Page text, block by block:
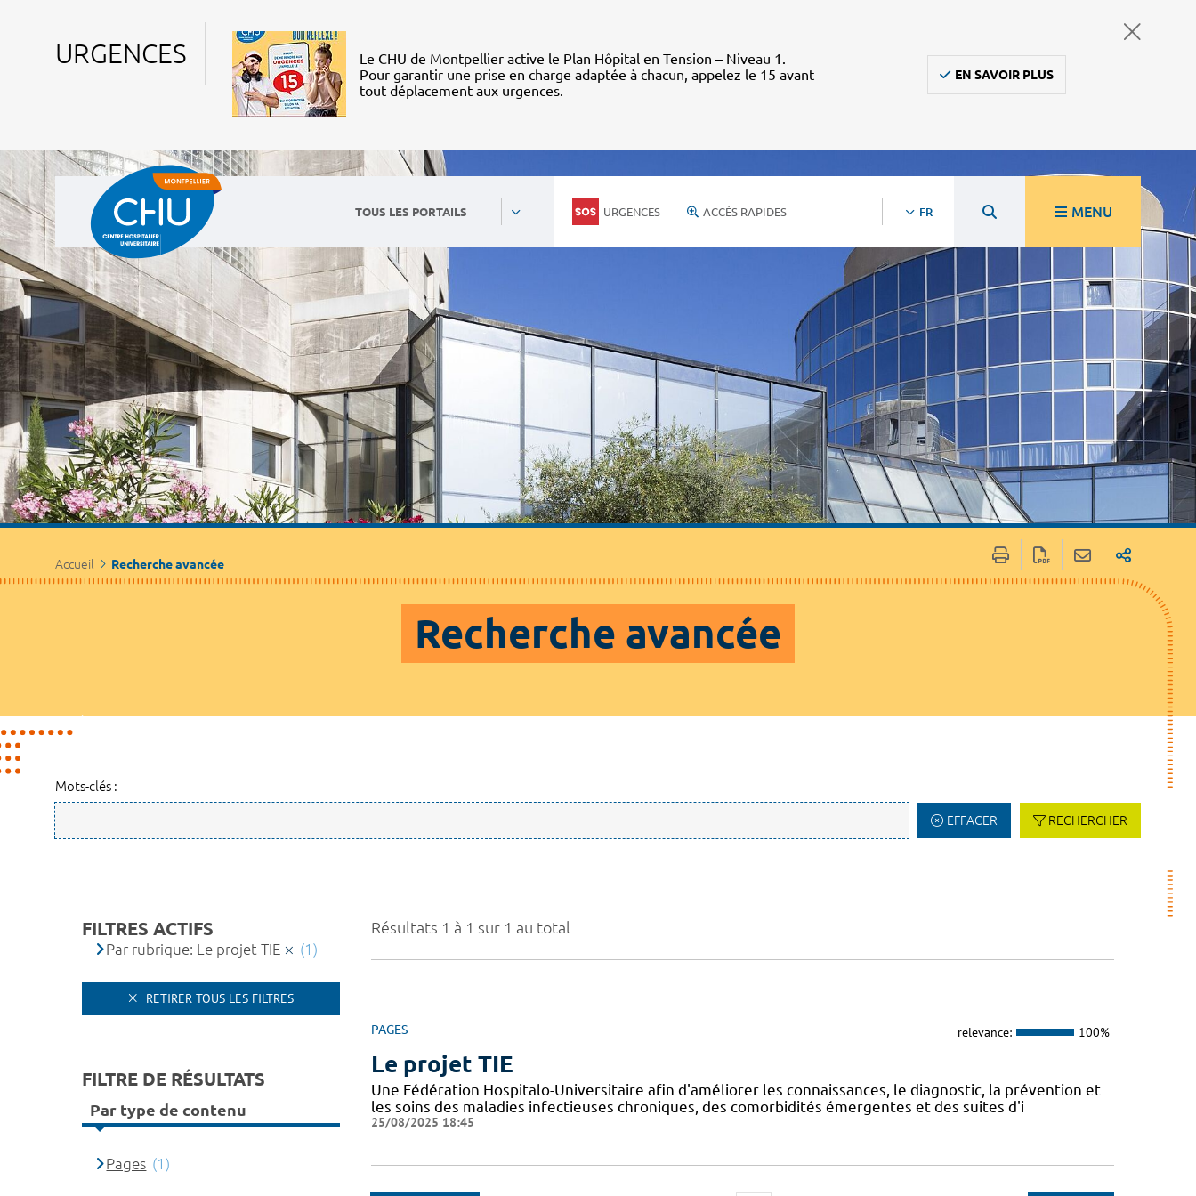
URGENCES
Le CHU de Montpellier active le Plan Hôpital en Tension – Niveau 1.
Pour garantir une prise en charge adaptée à chacun, appelez le 15 avant
tout déplacement aux urgences.
EN SAVOIR PLUS
TOUS LES PORTAILS URGENCES ACCÈS RAPIDES FR MENU
Accueil Recherche avancée
Recherche avancée
Mots-clés :
EFFACER RECHERCHER
Résultats 1 à 1 sur 1 au total
PAGES relevance: 100%
Le projet TIE
Une Fédération Hospitalo-Universitaire afin d'améliorer les connaissances, le diagnostic, la prévention et
les soins des maladies infectieuses chroniques, des comorbidités émergentes et des suites d'i
25/08/2025 18:45
FILTRES ACTIFS
Par rubrique: Le projet TIE (1)
RETIRER TOUS LES FILTRES
FILTRE DE RÉSULTATS
Par type de contenu
Pages (1)